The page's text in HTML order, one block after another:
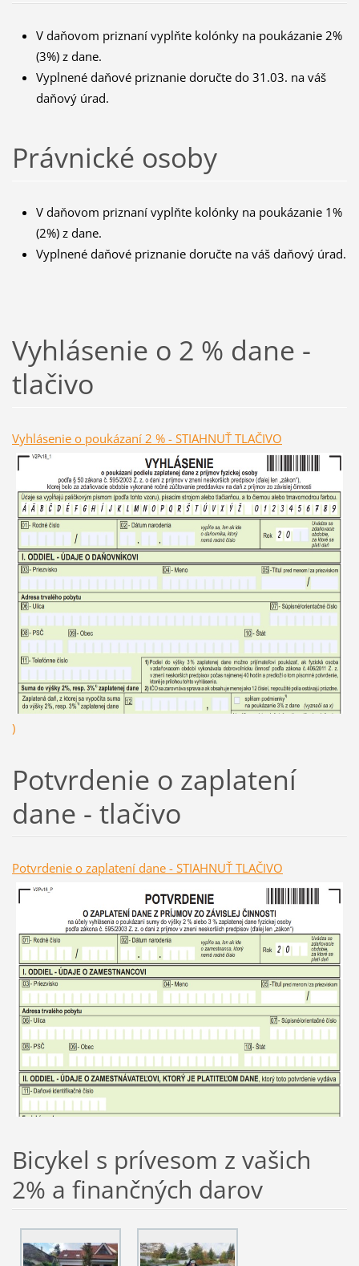
V daňovom priznaní vyplňte kolónky na poukázanie 2%
(3%) z dane.
Vyplnené daňové priznanie doručte do 31.03. na váš
daňový úrad.
Právnické osoby
V daňovom priznaní vyplňte kolónky na poukázanie 1%
(2%) z dane.
Vyplnené daňové priznanie doručte na váš daňový úrad.
Vyhlásenie o 2 % dane -
tlačivo
Vyhlásenie o poukázaní 2 % - STIAHNUŤ TLAČIVO
)
Potvrdenie o zaplatení
dane - tlačivo
Potvrdenie o zaplatení dane - STIAHNUŤ TLAČIVO
Bicykel s prívesom z vašich
2% a finančných darov